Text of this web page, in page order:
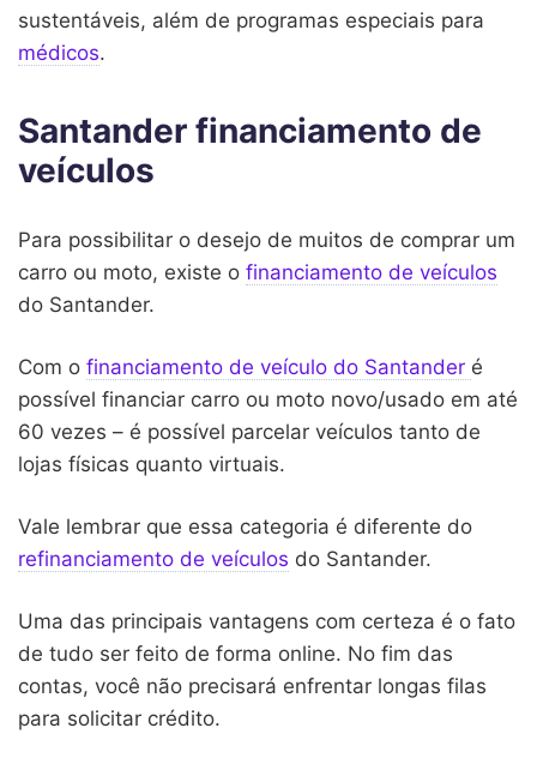
sustentáveis, além de programas especiais para
médicos.
Santander financiamento de
veículos
Para possibilitar o desejo de muitos de comprar um
carro ou moto, existe o financiamento de veículos
do Santander.
Com o financiamento de veículo do Santander é
possível financiar carro ou moto novo/usado em até
60 vezes – é possível parcelar veículos tanto de
lojas físicas quanto virtuais.
Vale lembrar que essa categoria é diferente do
refinanciamento de veículos do Santander.
Uma das principais vantagens com certeza é o fato
de tudo ser feito de forma online. No fim das
contas, você não precisará enfrentar longas filas
para solicitar crédito.